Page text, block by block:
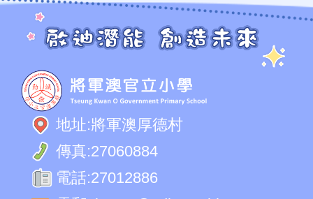
地址:將軍澳厚德村
傳真:27060884
電話:27012886